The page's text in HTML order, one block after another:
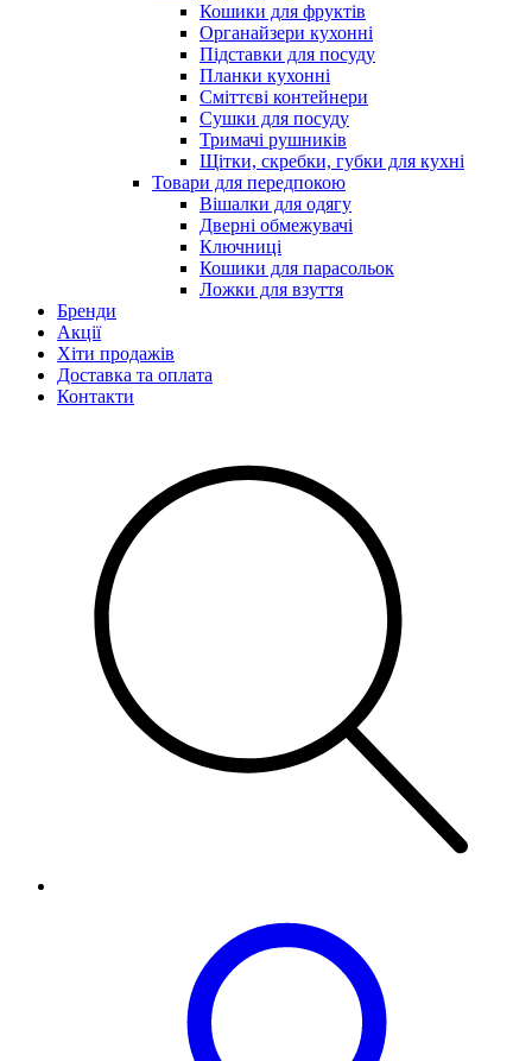
Кошики для фруктів
Органайзери кухонні
Підставки для посуду
Планки кухонні
Сміттєві контейнери
Сушки для посуду
Тримачі рушників
Щітки, скребки, губки для кухні
Товари для передпокою
Вішалки для одягу
Дверні обмежувачі
Ключниці
Кошики для парасольок
Ложки для взуття
Бренди
Акції
Хіти продажів
Доставка та оплата
Контакти